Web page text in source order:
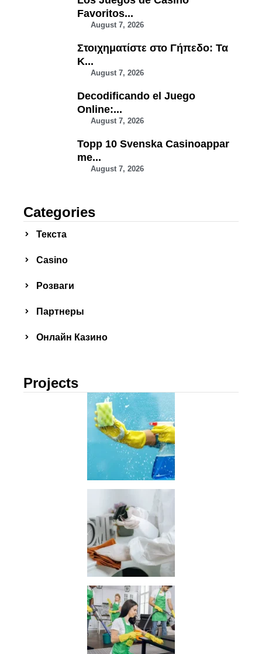
Favoritos...
August 7, 2026
Στοιχηματίστε στο Γήπεδο: Τα
Κ...
August 7, 2026
Decodificando el Juego
Online:...
August 7, 2026
Topp 10 Svenska Casinoappar
me...
August 7, 2026
Categories
Текста
Сasino
Розваги
Партнеры
Онлайн Казино
Projects